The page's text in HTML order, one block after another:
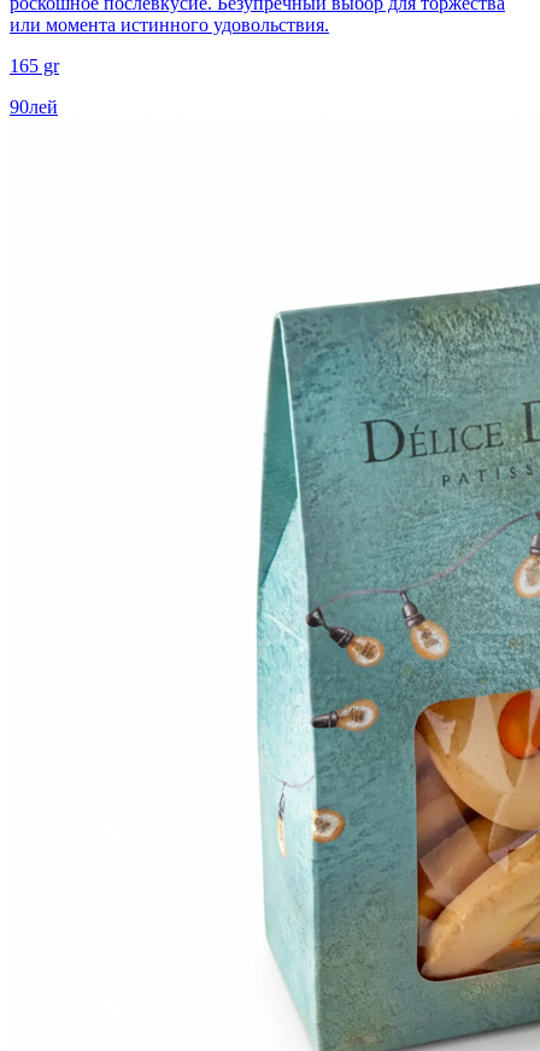
или момента истинного удовольствия.
165 gr
90лей